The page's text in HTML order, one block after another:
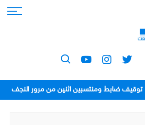
توقيف ضابط ومنتسبين اثنين من مرور النجف